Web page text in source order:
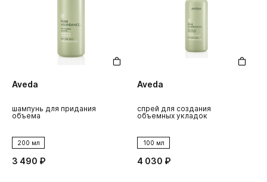
Aveda
шампунь для придания
объема
200 мл
3 490 ₽
Aveda
спрей для создания
объемных укладок
100 мл
4 030 ₽